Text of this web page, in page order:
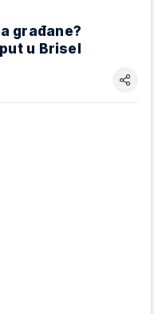
građane?
u Brisel